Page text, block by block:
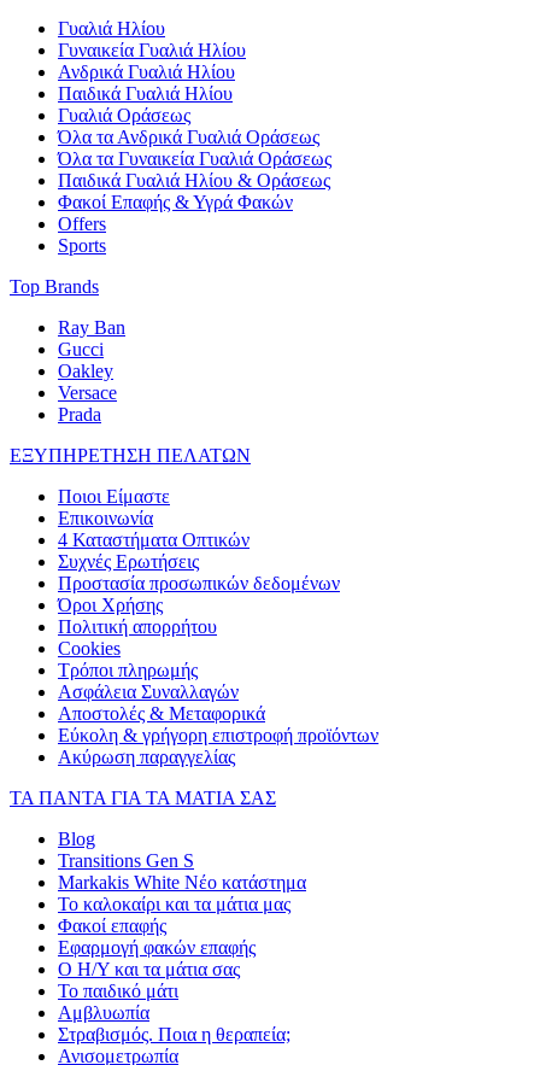
Γυαλιά Ηλίου
Γυναικεία Γυαλιά Ηλίου
Ανδρικά Γυαλιά Ηλίου
Παιδικά Γυαλιά Ηλίου
Γυαλιά Οράσεως
Όλα τα Ανδρικά Γυαλιά Οράσεως
Όλα τα Γυναικεία Γυαλιά Οράσεως
Παιδικά Γυαλιά Ηλίου & Οράσεως
Φακοί Επαφής & Υγρά Φακών
Offers
Sports
Top Brands
Ray Ban
Gucci
Oakley
Versace
Prada
ΕΞΥΠΗΡΕΤΗΣΗ ΠΕΛΑΤΩΝ
Ποιοι Είμαστε
Επικοινωνία
4 Καταστήματα Οπτικών
Συχνές Ερωτήσεις
Προστασία προσωπικών δεδομένων
Όροι Χρήσης
Πολιτική απορρήτου
Cookies
Τρόποι πληρωμής
Ασφάλεια Συναλλαγών
Αποστολές & Μεταφορικά
Εύκολη & γρήγορη επιστροφή προϊόντων
Ακύρωση παραγγελίας
ΤΑ ΠΑΝΤΑ ΓΙΑ ΤΑ ΜΑΤΙΑ ΣΑΣ
Blog
Transitions Gen S
Markakis White Νέο κατάστημα
Το καλοκαίρι και τα μάτια μας
Φακοί επαφής
Εφαρμογή φακών επαφής
Ο Η/Υ και τα μάτια σας
Το παιδικό μάτι
Αμβλυωπία
Στραβισμός. Ποια η θεραπεία;
Ανισομετρωπία